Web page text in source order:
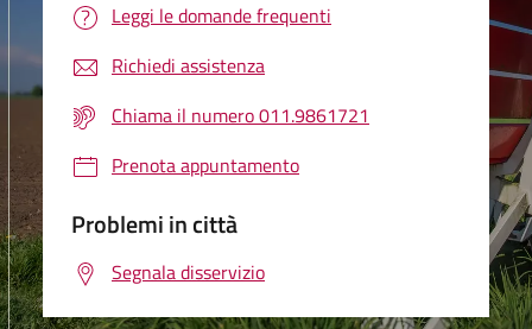
Leggi le domande frequenti
Richiedi assistenza
Chiama il numero 011.9861721
Prenota appuntamento
Problemi in città
Segnala disservizio